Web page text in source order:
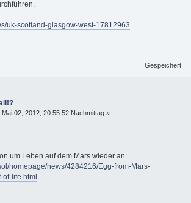
uk-scotland-glasgow-west-17812963
Gespeichert
Mai 02, 2012, 20:55:52 Nachmittag »
um Leben auf dem Mars wieder an:
homepage/news/4284216/Egg-from-Mars-
life.html